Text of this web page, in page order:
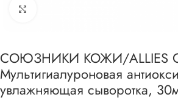
СОЮЗНИКИ КОЖИ/ALLIES
Мультигиалуроновая
увлажняющая сыворотка,